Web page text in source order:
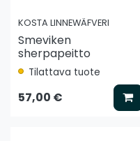
KOSTA LINNEWÄFVERI
Smeviken
sherpapeitto
Tilattava tuote
57,00 €